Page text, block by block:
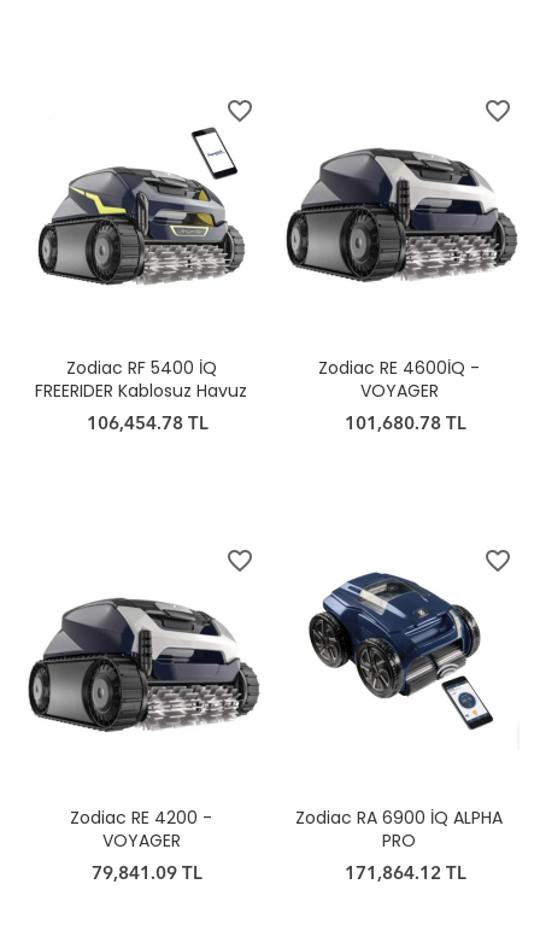
favorite_border
Zodiac RF 5400 İQ
FREERIDER Kablosuz Havuz
Robotu
106,454.78 TL
favorite_border
Zodiac RE 4600İQ -
VOYAGER
101,680.78 TL
favorite_border
Zodiac RE 4200 -
VOYAGER
79,841.09 TL
favorite_border
Zodiac RA 6900 İQ ALPHA
PRO
171,864.12 TL